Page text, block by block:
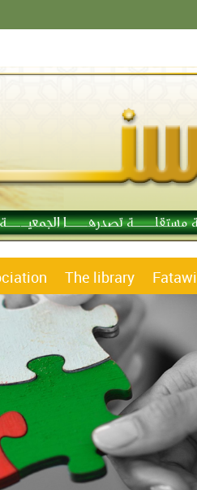
The library Fatawi